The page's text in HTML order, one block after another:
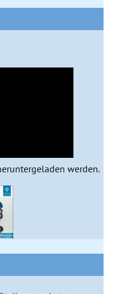
werden.